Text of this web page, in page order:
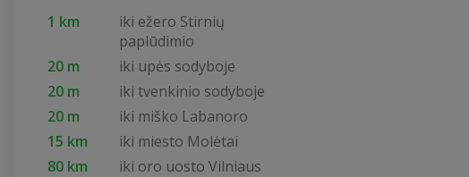
1 km
iki ežero Stirnių
paplūdimio
20 m
iki upės sodyboje
20 m
iki tvenkinio sodyboje
20 m
iki miško Labanoro
15 km
iki miesto Molėtai
80 km
iki oro uosto Vilniaus